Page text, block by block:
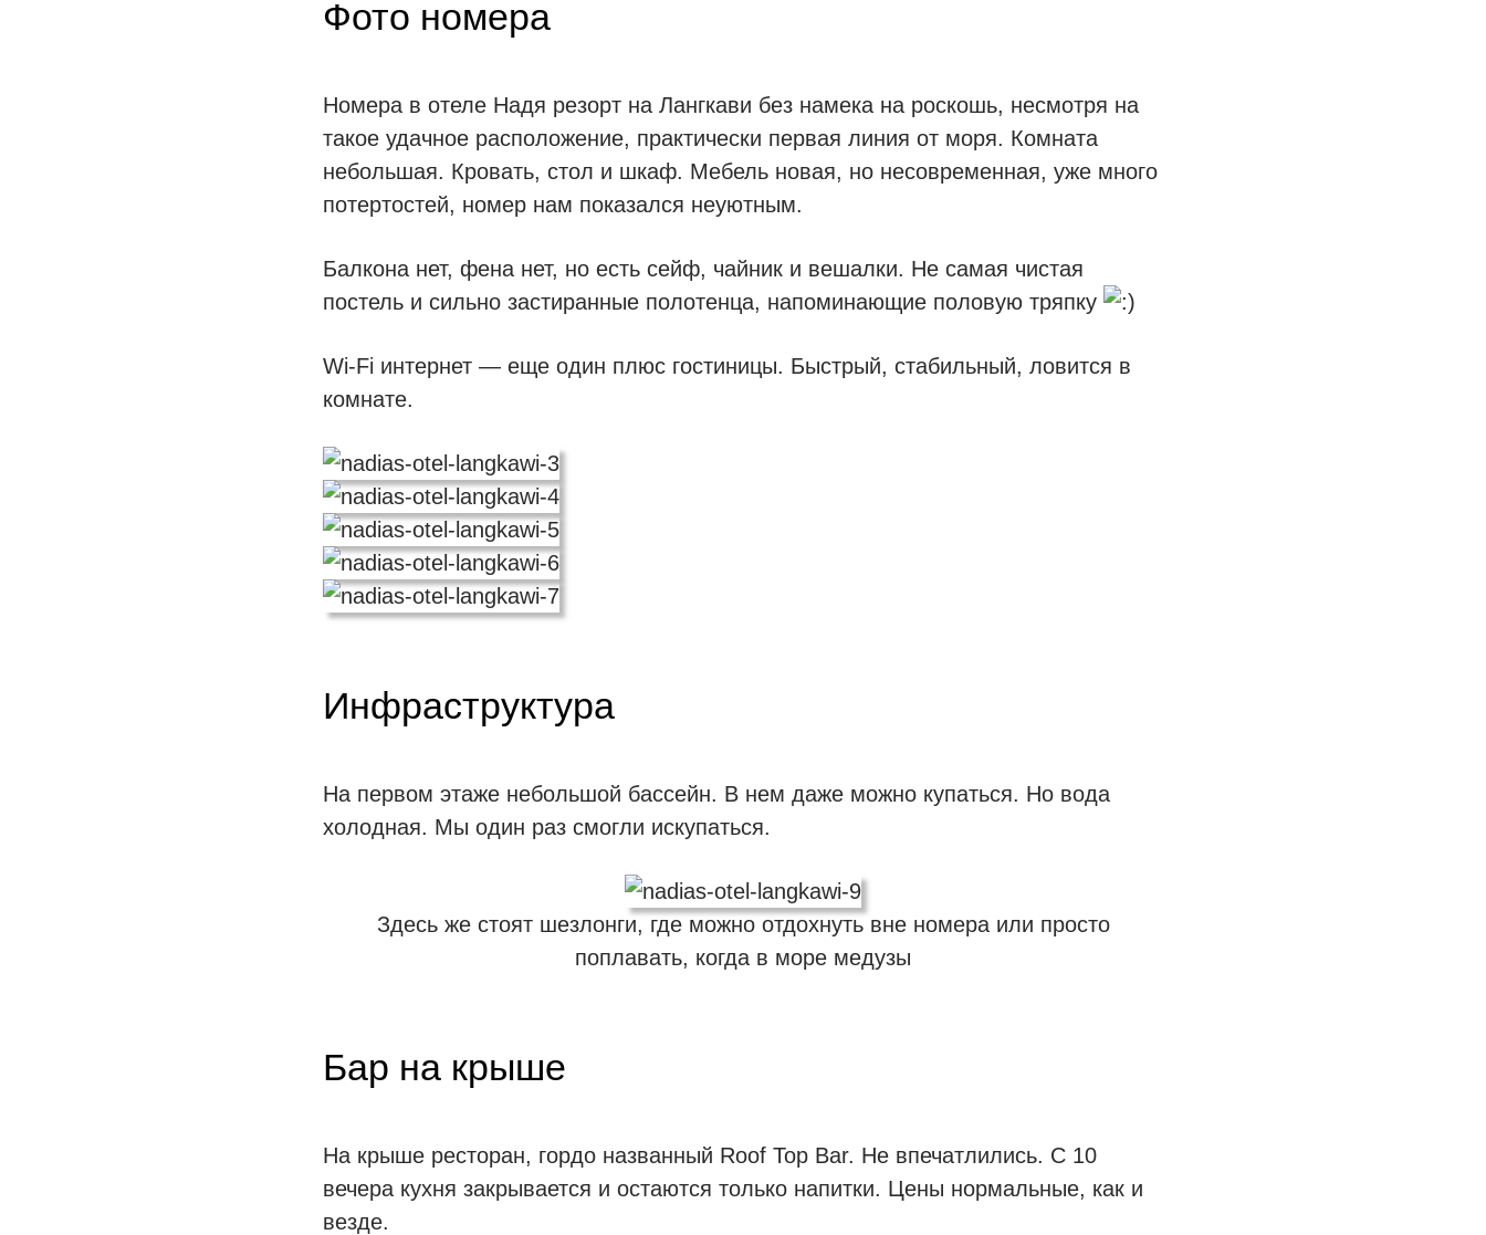
Фото номера
Номера в отеле Надя резорт на Лангкави без намека на роскошь, несмотря на
такое удачное расположение, практически первая линия от моря. Комната
небольшая. Кровать, стол и шкаф. Мебель новая, но несовременная, уже много
потертостей, номер нам показался неуютным.
Балкона нет, фена нет, но есть сейф, чайник и вешалки. Не самая чистая
постель и сильно застиранные полотенца, напоминающие половую тряпку
Wi-Fi интернет — еще один плюс гостиницы. Быстрый, стабильный, ловится в
комнате.
Инфраструктура
На первом этаже небольшой бассейн. В нем даже можно купаться. Но вода
холодная. Мы один раз смогли искупаться.
Здесь же стоят шезлонги, где можно отдохнуть вне номера или просто
поплавать, когда в море медузы
Бар на крыше
На крыше ресторан, гордо названный Roof Top Bar. Не впечатлились. С 10
вечера кухня закрывается и остаются только напитки. Цены нормальные, как и
везде.